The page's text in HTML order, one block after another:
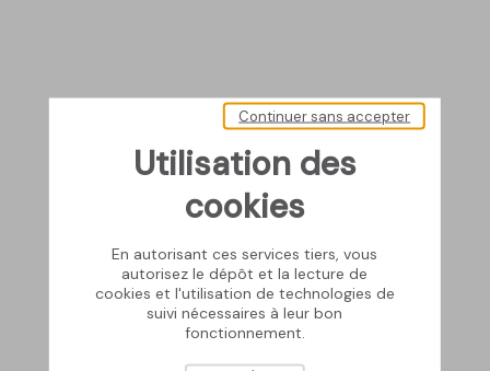
Utilisation des
cookies
En autorisant ces services tiers, vous
autorisez le dépôt et la lecture de
cookies et l'utilisation de technologies de
suivi nécessaires à leur bon
fonctionnement.
Continuer sans accepter